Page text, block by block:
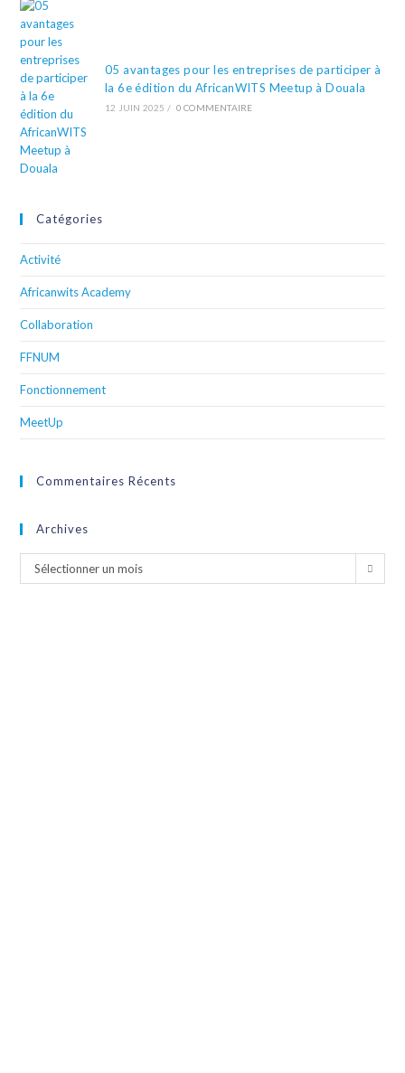
05 avantages pour les entreprises de participer à
la 6e édition du AfricanWITS Meetup à Douala
12 JUIN 2025 / 0 COMMENTAIRE
Catégories
Activité
Africanwits Academy
Collaboration
FFNUM
Fonctionnement
MeetUp
Commentaires Récents
Archives
Sélectionner un mois